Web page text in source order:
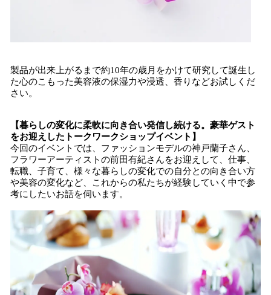
製品が出来上がるまで約10年の歳月をかけて研究して誕生し
た心のこもった美容液の保湿力や浸透、香りなどお試しくだ
さい。
【暮らしの変化に柔軟に向き合い発信し続ける。豪華ゲスト
をお迎えしたトークワークショップイベント】
今回のイベントでは、ファッションモデルの神戸蘭子さん、
フラワーアーティストの前田有紀さんをお迎えして、仕事、
転職、子育て、様々な暮らしの変化での自分との向き合い方
や美容の変化など、これからの私たちが経験していく中で参
考にしたいお話を伺います。